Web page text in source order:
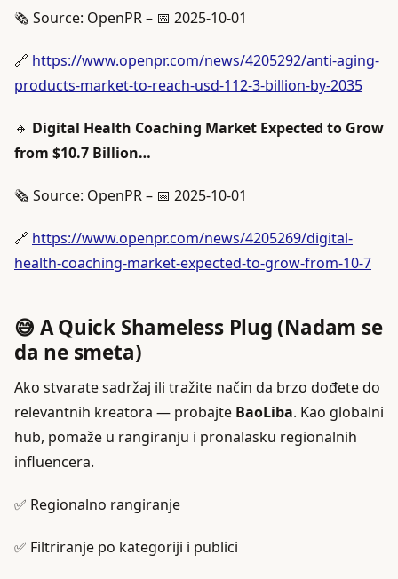
🗞️ Source: OpenPR – 📅 2025-10-01
🔗 https://www.openpr.com/news/4205292/anti-aging-
products-market-to-reach-usd-112-3-billion-by-2035
🔸 Digital Health Coaching Market Expected to Grow
from $10.7 Billion…
🗞️ Source: OpenPR – 📅 2025-10-01
🔗 https://www.openpr.com/news/4205269/digital-
health-coaching-market-expected-to-grow-from-10-7
😅 A Quick Shameless Plug (Nadam se
da ne smeta)
Ako stvarate sadržaj ili tražite način da brzo dođete do
relevantnih kreatora — probajte BaoLiba. Kao globalni
hub, pomaže u rangiranju i pronalasku regionalnih
influencera.
✅ Regionalno rangiranje
✅ Filtriranje po kategoriji i publici